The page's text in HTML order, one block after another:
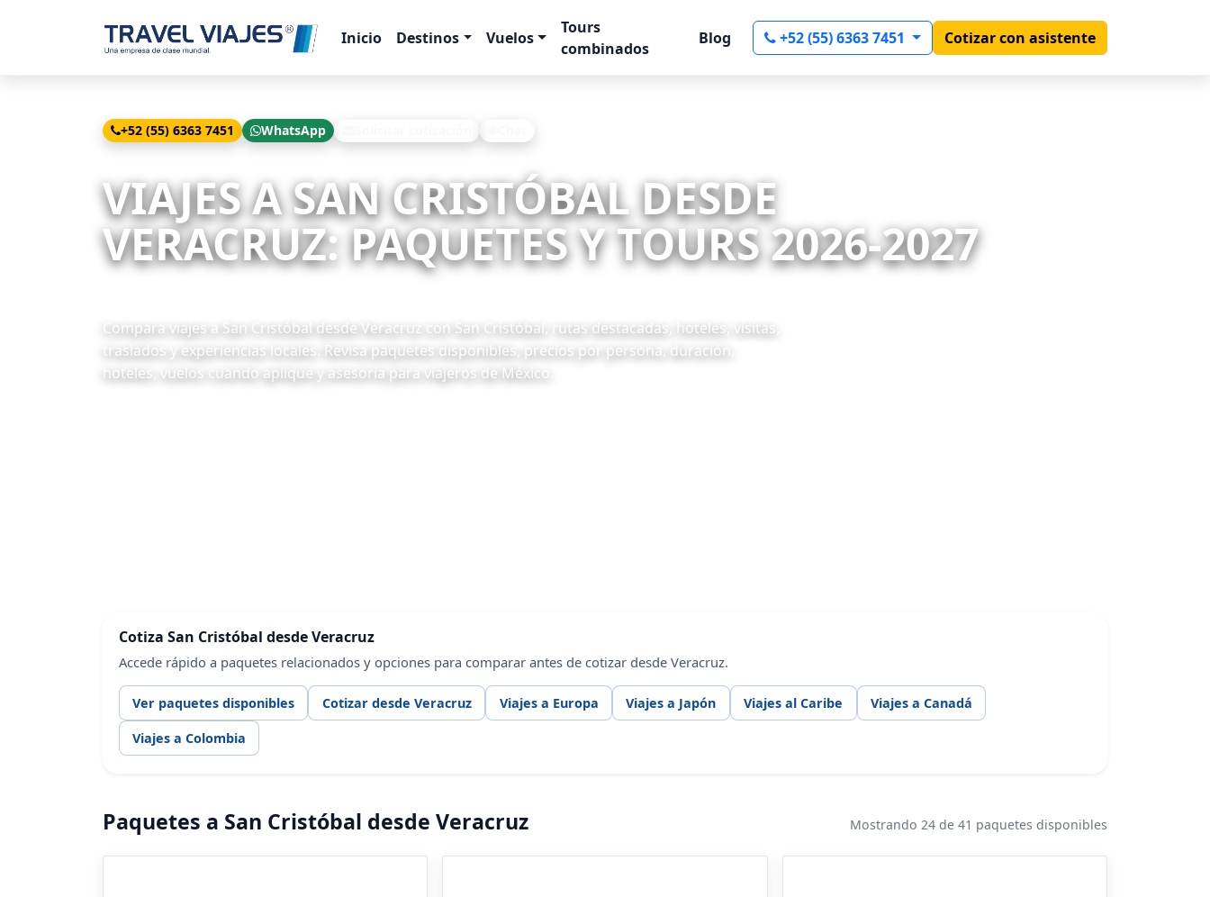
Inicio Destinos Vuelos
Tours
combinados
Blog +52 (55) 6363 7451 Cotizar con asistente
+52 (55) 6363 7451 WhatsApp
VIAJES A SAN CRISTÓBAL DESDE
VERACRUZ: PAQUETES Y TOURS 2026-2027
Compara viajes a San Cristóbal desde Veracruz con San Cristóbal, rutas destacadas, hoteles, visitas,
traslados y experiencias locales. Revisa paquetes disponibles, precios por persona, duración,
hoteles, vuelos cuando aplique y asesoría para viajeros de México.
Cotiza San Cristóbal desde Veracruz
Accede rápido a paquetes relacionados y opciones para comparar antes de cotizar desde Veracruz.
Ver paquetes disponibles Cotizar desde Veracruz Viajes a Europa Viajes a Japón Viajes al Caribe Viajes a Canadá
Viajes a Colombia
Paquetes a San Cristóbal desde Veracruz Mostrando 24 de 41 paquetes disponibles